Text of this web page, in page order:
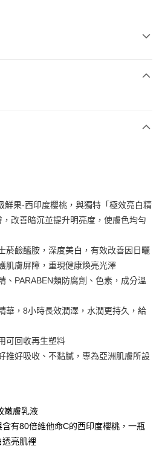
之後才付款」的支付方式。 讓您購物簡單
綁卡、不需儲值。
，再付款。
】
享後付」後，將跳轉至「AFTEE先享後付」
繳費通知簡訊。
，點擊此簡訊中的連結，可透過四大超商／
行付款，方視為交易完成。
需立刻繳費，但若您需要取消訂單，請聯絡
取消之訂單仍視為有效，需透過AFTEE先享
上)免運費
上)免運費
鮮果-西印度櫻桃，與獨特「極效亮白精
改善暗沉並提升明亮度，使膚色均勻
菸鹼醯胺，深度美白，有效改善因日曬
肌膚屏障，重現健康煥亮光澤
、PARABEN類防腐劑、色素，成分溫
華，8小時長效潤澤，水潤更持久，給
可回收再生塑料
推好吸收、不黏膩，專為亞洲肌膚所設
嫩膚乳液
有80倍維他命C的西印度櫻桃，一瓶
亮肌裡